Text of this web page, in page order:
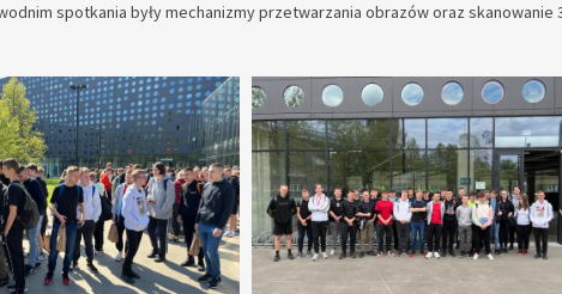
spotkania były mechanizmy przetwarzania obrazów oraz skanowanie